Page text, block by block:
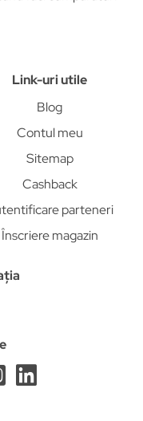
Link-uri utile
Blog
Contul meu
Sitemap
Cashback
parteneri
Înscriere magazin